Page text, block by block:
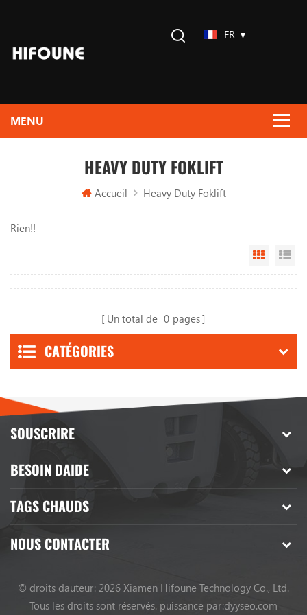
FR
HEAVY DUTY FOKLIFT
Accueil Heavy Duty Foklift
Rien!!
Grid
Un total de 0 pages
CATÉGORIES
SOUSCRIRE
BESOIN DAIDE
TAGS CHAUDS
NOUS CONTACTER
© droits dauteur: 2026 Xiamen Hifoune Technology Co., Ltd.
Tous les droits sont réservés. puissance par:dyyseo.com